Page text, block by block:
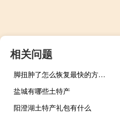
相关问题
脚扭肿了怎么恢复最快的方法（脚扭肿了怎么恢复最快）
盐城有哪些土特产
阳澄湖土特产礼包有什么